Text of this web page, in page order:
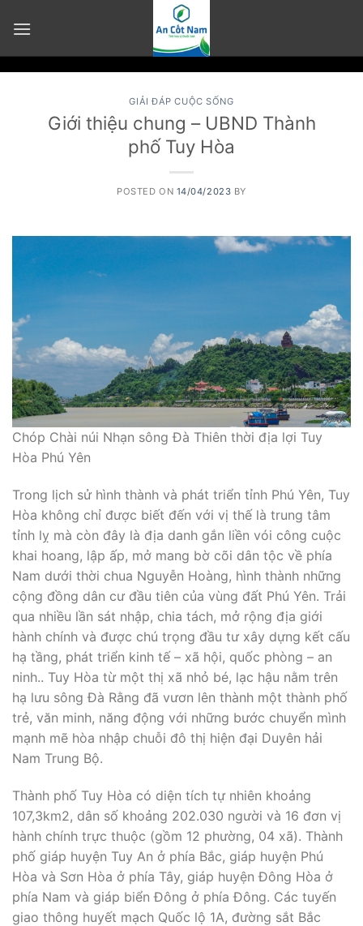
GIẢI ĐÁP CUỘC SỐNG
Giới thiệu chung – UBND Thành
phố Tuy Hòa
POSTED ON 14/04/2023 BY
Chóp Chài núi Nhạn sông Đà Thiên thời địa lợi Tuy
Hòa Phú Yên
Trong lịch sử hình thành và phát triển tỉnh Phú Yên, Tuy
Hòa không chỉ được biết đến với vị thế là trung tâm
tỉnh lỵ mà còn đây là địa danh gắn liền vói công cuộc
khai hoang, lập ấp, mở mang bờ cõi dân tộc về phía
Nam dưới thời chua Nguyễn Hoàng, hình thành những
cộng đồng dân cư đầu tiên của vùng đất Phú Yên. Trải
qua nhiều lần sát nhập, chia tách, mở rộng địa giới
hành chính và được chú trọng đầu tư xây dựng kết cấu
hạ tầng, phát triển kinh tế – xã hội, quốc phòng – an
ninh.. Tuy Hòa từ một thị xã nhỏ bé, lạc hậu nằm trên
hạ lưu sông Đà Rằng đã vươn lên thành một thành phố
trẻ, văn minh, năng động với những bước chuyển mình
mạnh mẽ hòa nhập chuỗi đô thị hiện đại Duyên hải
Nam Trung Bộ.
Thành phố Tuy Hòa có diện tích tự nhiên khoảng
107,3km2, dân số khoảng 202.030 người và 16 đơn vị
hành chính trực thuộc (gồm 12 phường, 04 xã). Thành
phố giáp huyện Tuy An ở phía Bắc, giáp huyện Phú
Hòa và Sơn Hòa ở phía Tây, giáp huyện Đông Hòa ở
phía Nam và giáp biển Đông ở phía Đông. Các tuyến
giao thông huyết mạch Quốc lộ 1A, đường sắt Bắc